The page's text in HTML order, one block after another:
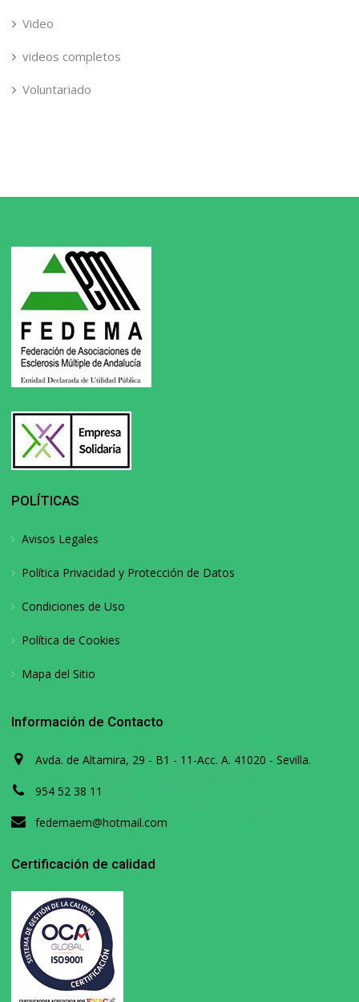
Video
videos completos
Voluntariado
POLÍTICAS
Avisos Legales
Política Privacidad y Protección de Datos
Condiciones de Uso
Política de Cookies
Mapa del Sitio
Información de Contacto
Avda. de Altamira, 29 - B1 - 11-Acc. A. 41020 - Sevilla.
954 52 38 11
fedemaem@hotmail.com
Certificación de calidad